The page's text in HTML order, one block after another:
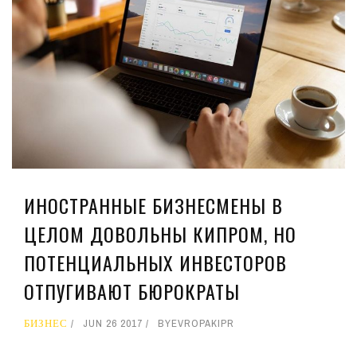
ИНОСТРАННЫЕ БИЗНЕСМЕНЫ В
ЦЕЛОМ ДОВОЛЬНЫ КИПРОМ, НО
ПОТЕНЦИАЛЬНЫХ ИНВЕСТОРОВ
ОТПУГИВАЮТ БЮРОКРАТЫ
БИЗНЕС JUN 26 2017 BYEVROPAKIPR